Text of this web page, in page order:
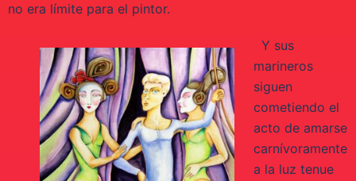
no era límite para el pintor.
Y sus
marineros
siguen
cometiendo el
acto de amarse
carnívoramente
a la luz tenue